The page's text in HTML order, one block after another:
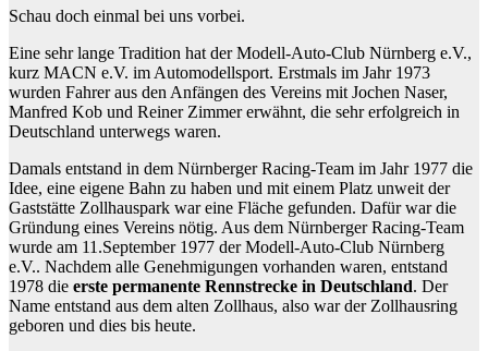
Schau doch einmal bei uns vorbei.
Eine sehr lange Tradition hat der Modell-Auto-Club Nürnberg e.V.,
kurz MACN e.V. im Automodellsport. Erstmals im Jahr 1973
wurden Fahrer aus den Anfängen des Vereins mit Jochen Naser,
Manfred Kob und Reiner Zimmer erwähnt, die sehr erfolgreich in
Deutschland unterwegs waren.
Damals entstand in dem Nürnberger Racing-Team im Jahr 1977 die
Idee, eine eigene Bahn zu haben und mit einem Platz unweit der
Gaststätte Zollhauspark war eine Fläche gefunden. Dafür war die
Gründung eines Vereins nötig. Aus dem Nürnberger Racing-Team
wurde am 11.September 1977 der Modell-Auto-Club Nürnberg
e.V.. Nachdem alle Genehmigungen vorhanden waren, entstand
1978 die erste permanente Rennstrecke in Deutschland. Der
Name entstand aus dem alten Zollhaus, also war der Zollhausring
geboren und dies bis heute.